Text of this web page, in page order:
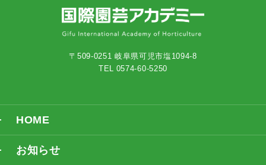
〒509-0251 岐阜県可児市塩1094-8
TEL 0574-60-5250
HOME
お知らせ